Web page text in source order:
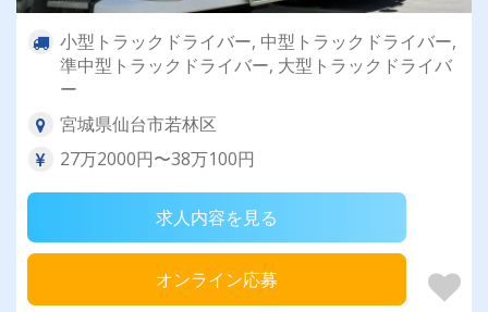
小型トラックドライバー, 中型トラックドライバー,
準中型トラックドライバー, 大型トラックドライバ
ー
宮城県仙台市若林区
27万2000円〜38万100円
求人内容を見る
オンライン応募